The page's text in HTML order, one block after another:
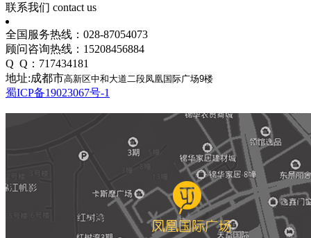
联系我们 contact us
全国服务热线：028-87054073
顾问咨询热线：15208456884
Q Q：717434181
地址:成都市高新区中和大道二段凤凰国际广场9楼
蜀ICP备19023067号-1